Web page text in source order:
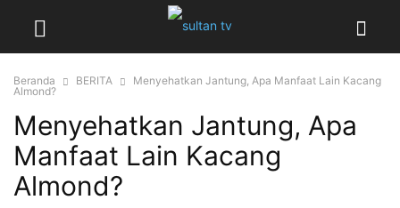
Beranda BERITA
Menyehatkan Jantung, Apa Manfaat Lain Kacang
Almond?
Menyehatkan Jantung, Apa
Manfaat Lain Kacang
Almond?